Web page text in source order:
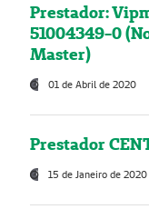
Prestador:
51004349-0
Master)
01 de Abril de 2020
Prestador
15 de Janeiro de 2020